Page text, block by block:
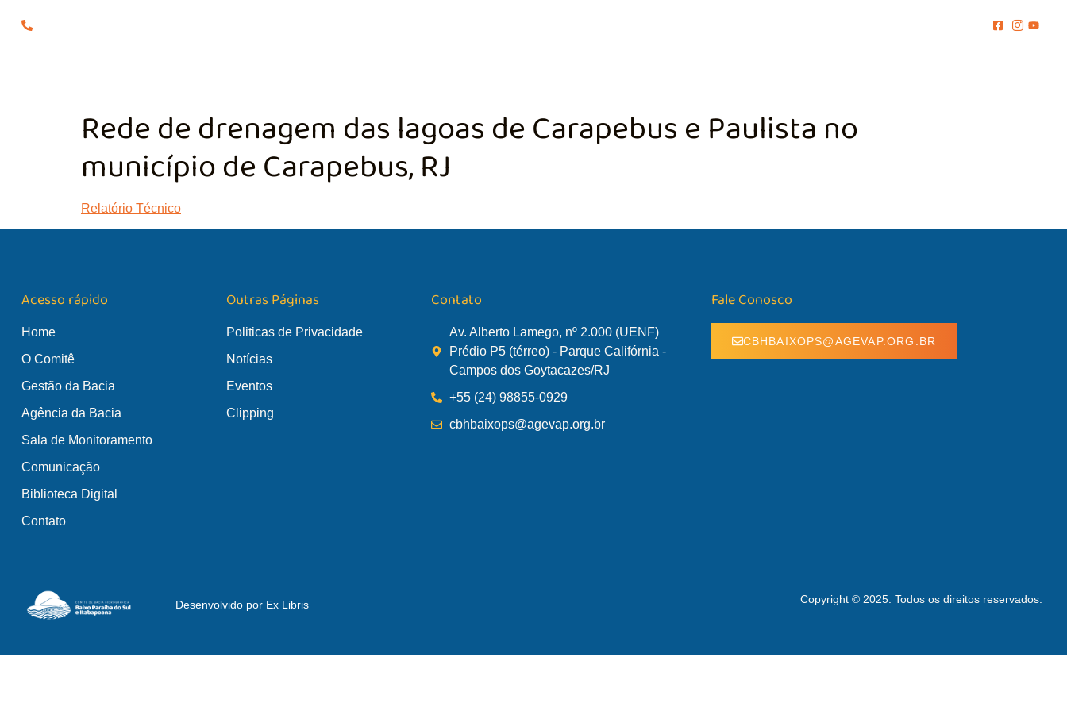
Rede de drenagem das lagoas de Carapebus e Paulista no
município de Carapebus, RJ
Relatório Técnico
Acesso rápido
Home
O Comitê
Gestão da Bacia
Agência da Bacia
Sala de Monitoramento
Comunicação
Biblioteca Digital
Contato
Outras Páginas
Politicas de Privacidade
Notícias
Eventos
Clipping
Contato
Av. Alberto Lamego, nº 2.000 (UENF)
Prédio P5 (térreo) - Parque Califórnia -
Campos dos Goytacazes/RJ
+55 (24) 98855-0929
cbhbaixops@agevap.org.br
Fale Conosco
CBHBAIXOPS@AGEVAP.ORG.BR
Desenvolvido por Ex Libris Copyright © 2025. Todos os direitos reservados.